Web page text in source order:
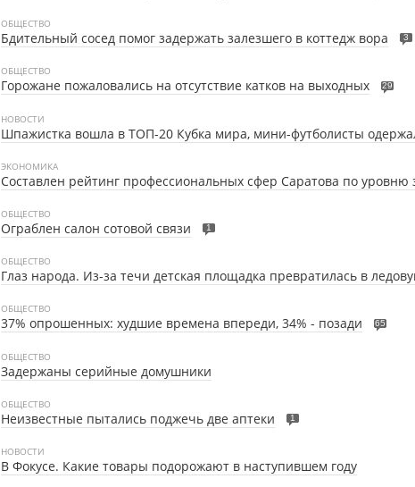
ОБЩЕСТВО
Бдительный сосед помог задержать залезшего в коттедж вора 3
ОБЩЕСТВО
Горожане пожаловались на отсутствие катков на выходных 29
НОВОСТИ
Шпажистка вошла в ТОП-20 Кубка мира, мини-футболисты
ЭКОНОМИКА
Составлен рейтинг профессиональных сфер Саратова по уровню
ОБЩЕСТВО
Ограблен салон сотовой связи 1
ОБЩЕСТВО
Глаз народа. Из-за течи детская площадка превратилась в
ОБЩЕСТВО
37% опрошенных: худшие времена впереди, 34% - позади 65
ОБЩЕСТВО
Задержаны серийные домушники
ОБЩЕСТВО
Неизвестные пытались поджечь две аптеки 1
НОВОСТИ
В Фокусе. Какие товары подорожают в наступившем году